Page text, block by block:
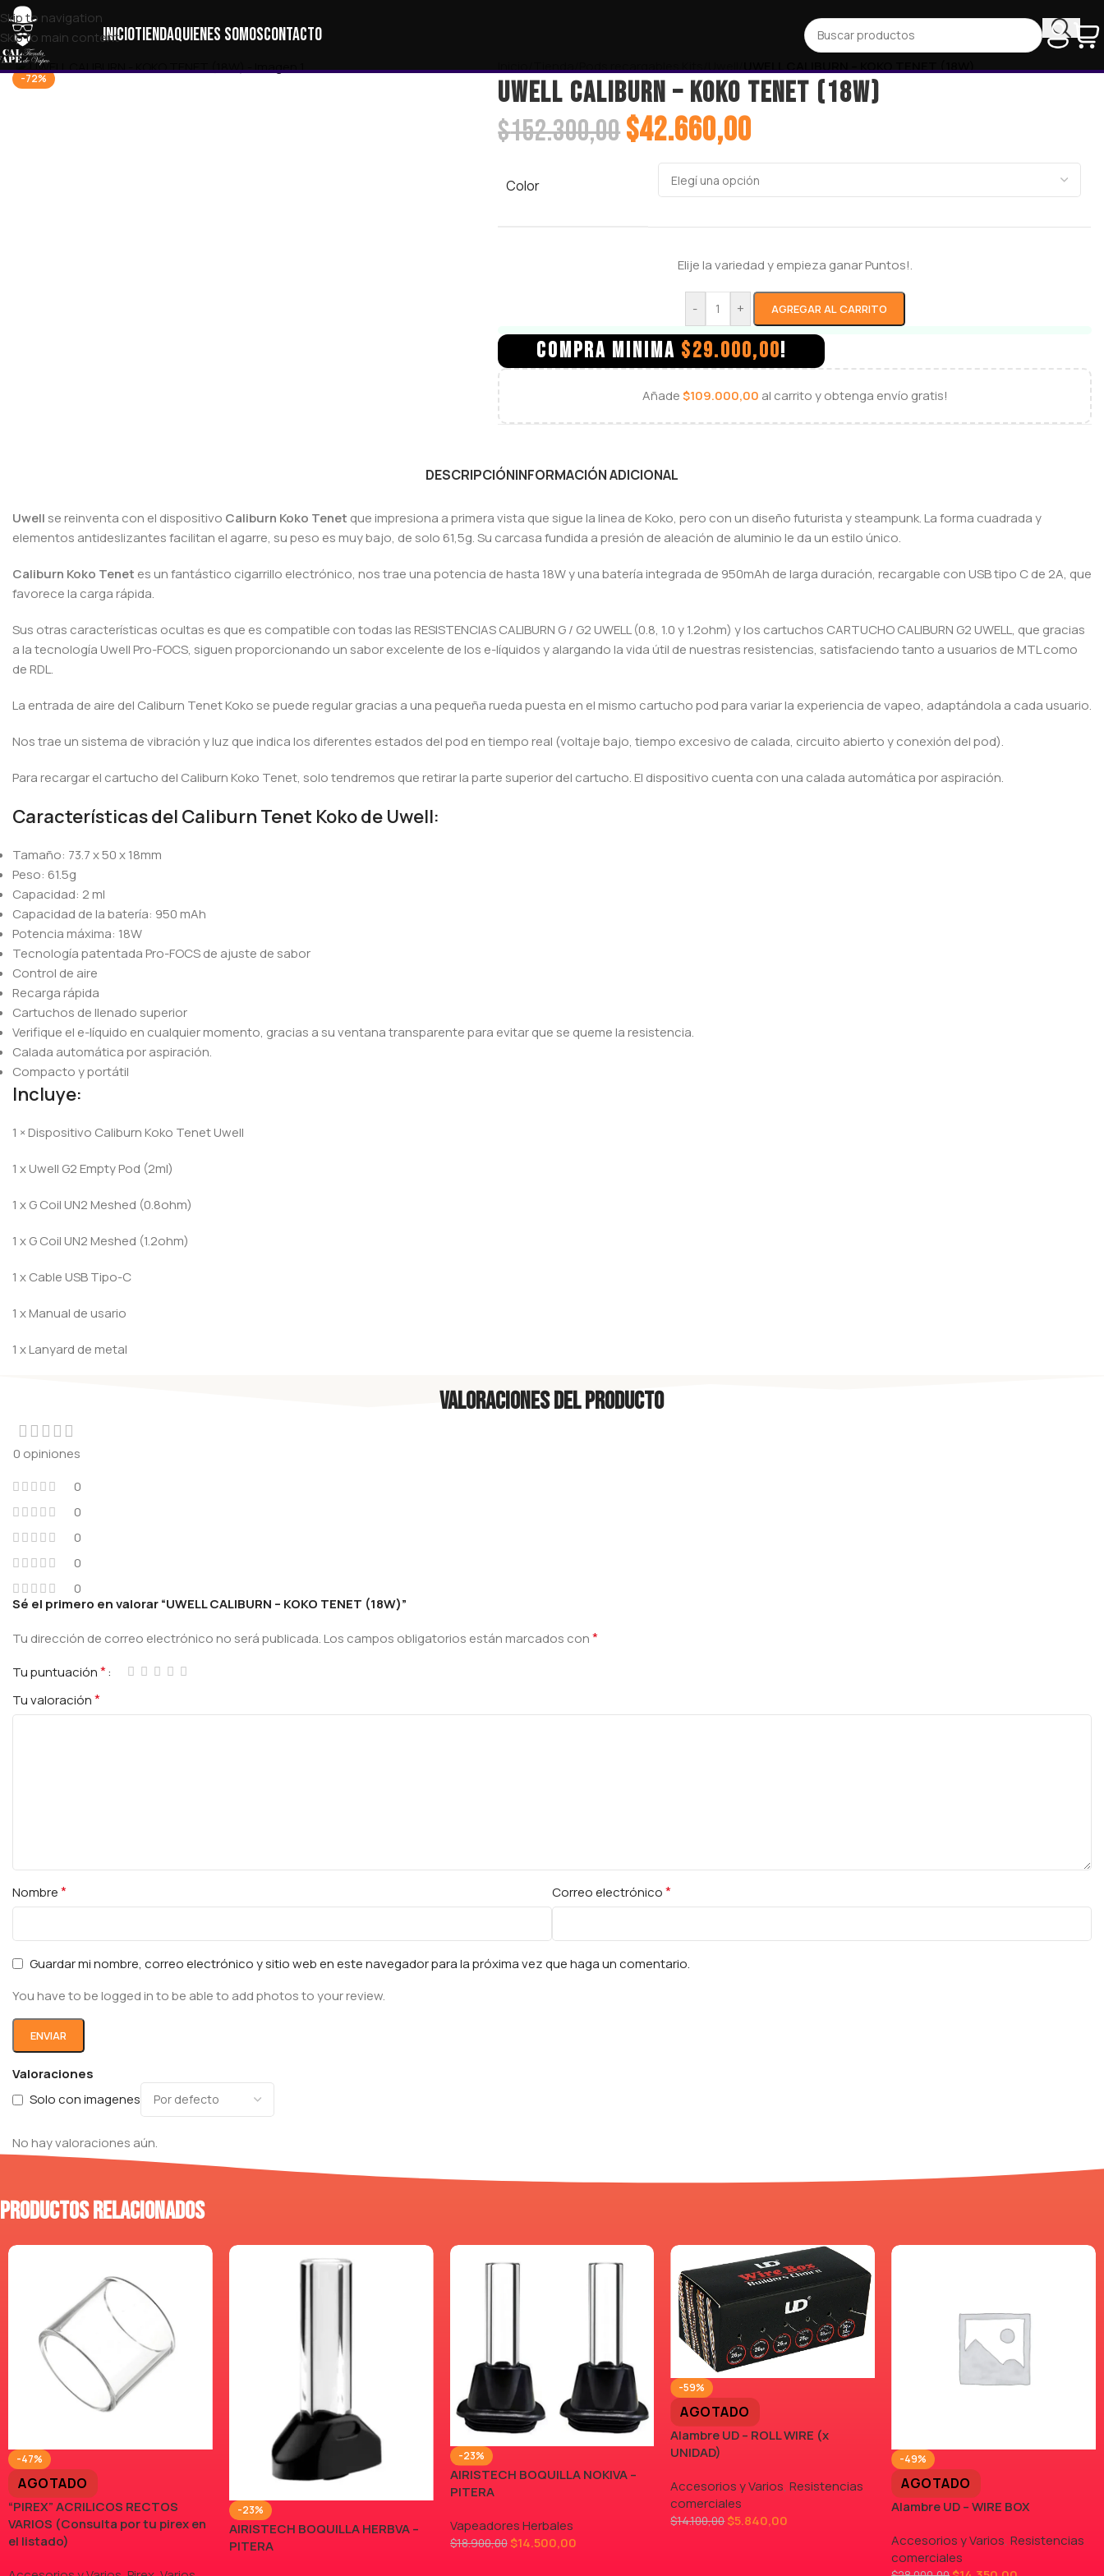
Skip to navigation
Skip to main contentInicioTiendaQuienes SomosContacto
-72%
Inicio/Tienda/Pods recargables Kits/Uwell/UWELL CALIBURN – KOKO TENET (18W)
UWELL CALIBURN – KOKO TENET (18W)
$152.300,00$42.660,00
Color
Elije la variedad y empieza ganarPuntos!.
- + AGREGAR AL CARRITO
COMPRA MINIMA $29.000,00!
Añade$109.000,00 al carrito y obtenga envío gratis!
DESCRIPCIÓNINFORMACIÓN ADICIONAL
Uwell se reinventa con el dispositivo Caliburn Koko Tenet que impresiona a primera vista que sigue la linea de Koko, pero con un diseño futurista y steampunk. La forma cuadrada y
elementos antideslizantes facilitan el agarre, su peso es muy bajo, de solo 61,5g. Su carcasa fundida a presión de aleación de aluminio le da un estilo único.
Caliburn Koko Tenet es un fantástico cigarrillo electrónico, nos trae una potencia de hasta 18W y una batería integrada de 950mAh de larga duración, recargable con USB tipo C de 2A, que
favorece la carga rápida.
Sus otras características ocultas es que es compatible con todas las RESISTENCIAS CALIBURN G / G2 UWELL (0.8, 1.0 y 1.2ohm) y los cartuchos CARTUCHO CALIBURN G2 UWELL, que gracias
a la tecnología Uwell Pro-FOCS, siguen proporcionando un sabor excelente de los e-líquidos y alargando la vida útil de nuestras resistencias, satisfaciendo tanto a usuarios de MTL como
de RDL.
La entrada de aire del Caliburn Tenet Koko se puede regular gracias a una pequeña rueda puesta en el mismo cartucho pod para variar la experiencia de vapeo, adaptándola a cada usuario.
Nos trae un sistema de vibración y luz que indica los diferentes estados del pod en tiempo real (voltaje bajo, tiempo excesivo de calada, circuito abierto y conexión del pod).
Para recargar el cartucho del Caliburn Koko Tenet, solo tendremos que retirar la parte superior del cartucho. El dispositivo cuenta con una calada automática por aspiración.
Características del Caliburn Tenet Koko de Uwell:
Tamaño: 73.7 x 50 x 18mm
Peso: 61.5g
Capacidad: 2 ml
Capacidad de la batería: 950 mAh
Potencia máxima: 18W
Tecnología patentada Pro-FOCS de ajuste de sabor
Control de aire
Recarga rápida
Cartuchos de llenado superior
Verifique el e-líquido en cualquier momento, gracias a su ventana transparente para evitar que se queme la resistencia.
Calada automática por aspiración.
Compacto y portátil
Incluye:
1 × Dispositivo Caliburn Koko Tenet Uwell
1 x Uwell G2 Empty Pod (2ml)
1 x G Coil UN2 Meshed (0.8ohm)
1 x G Coil UN2 Meshed (1.2ohm)
1 x Cable USB Tipo-C
1 x Manual de usario
1 x Lanyard de metal
Valoraciones del producto
0 opiniones
0
0
0
0
0
Valoraciones
Solo con imagenes
No hay valoraciones aún.
Sé el primero en valorar “UWELL CALIBURN – KOKO TENET (18W)”
Tu dirección de correo electrónico no será publicada.Los campos obligatorios están marcados con*
Tu puntuación*
Tu valoración*
Nombre* Correo electrónico*
Guardar mi nombre, correo electrónico y sitio web en este navegador para la próxima vez que haga un comentario.
You have to be logged in to be able to add photos to your review.
Productos relacionados
-47%
AGOTADO
“PIREX” ACRILICOS RECTOS
VARIOS (Consulta por tu pirex en
el listado)
-23%
AIRISTECH BOQUILLA HERBVA –
PITERA
-23%
AIRISTECH BOQUILLA NOKIVA –
PITERA
Vapeadores Herbales
$18.900,00$14.500,00
-59%
AGOTADO
Alambre UD – ROLL WIRE (x
UNIDAD)
Accesorios y Varios, Resistencias
comerciales
$14.100,00 $5.840,00
-49%
AGOTADO
Alambre UD – WIRE BOX
Accesorios y Varios, Resistencias
comerciales